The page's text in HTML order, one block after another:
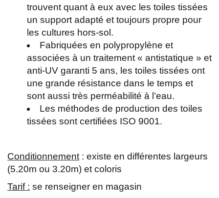
trouvent quant à eux avec les toiles tissées
un support adapté et toujours propre pour
les cultures hors-sol.
Fabriquées en polypropylène et
associées à un traitement « antistatique » et
anti-UV garanti 5 ans, les toiles tissées ont
une grande résistance dans le temps et
sont aussi très perméabilité à l’eau.
Les méthodes de production des toiles
tissées sont certifiées ISO 9001.
Conditionnement : existe en différentes largeurs
(5.20m ou 3.20m) et coloris
Tarif : se renseigner en magasin